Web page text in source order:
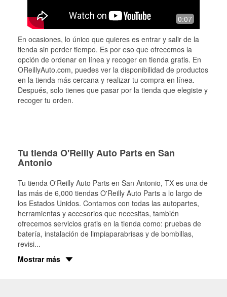
0:07
En ocasiones, lo único que quieres es entrar y salir de la
tienda sin perder tiempo. Es por eso que ofrecemos la
opción de ordenar en línea y recoger en tienda gratis. En
OReillyAuto.com, puedes ver la disponibilidad de productos
en la tienda más cercana y realizar tu compra en línea.
Después, solo tienes que pasar por la tienda que elegiste y
recoger tu orden.
Tu tienda O'Reilly Auto Parts en San
Antonio
Tu tienda O'Reilly Auto Parts en San Antonio, TX es una de
las más de 6,000 tiendas O'Reilly Auto Parts a lo largo de
los Estados Unidos. Contamos con todas las autopartes,
herramientas y accesorios que necesitas, también
ofrecemos servicios gratis en la tienda como: pruebas de
batería, instalación de limpiaparabrisas y de bombillas,
revisi...
Mostrar más